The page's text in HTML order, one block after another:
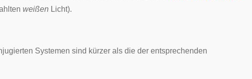
weißen Licht).
Systemen sind kürzer als die der entsprechenden